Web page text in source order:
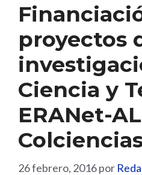
proyectos
Ciencia y
ERANet-
26 febrero, 2016por